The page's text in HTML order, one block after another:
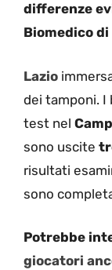
differenze
Biomedico di
Lazio
dei tamponi.
test nel
sono uscite
risultati
sono
Potrebbe
giocatori